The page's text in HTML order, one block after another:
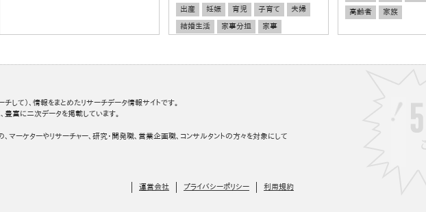
出産 妊娠 育児 子育て
夫婦
結婚生活
家事分担 家事
高齢者
家族
して）、情報をまとめたリサーチデータ情報サイトです。
富に二次データを掲載しています。
マーケターやリサーチャー、研究・開発職、営業企画職、コンサルタントの方々を対象にして
利用規約
プライバシーポリシー
運営会社